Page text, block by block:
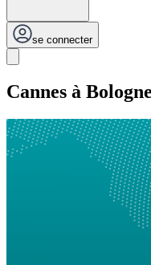
se connecter
Cannes à